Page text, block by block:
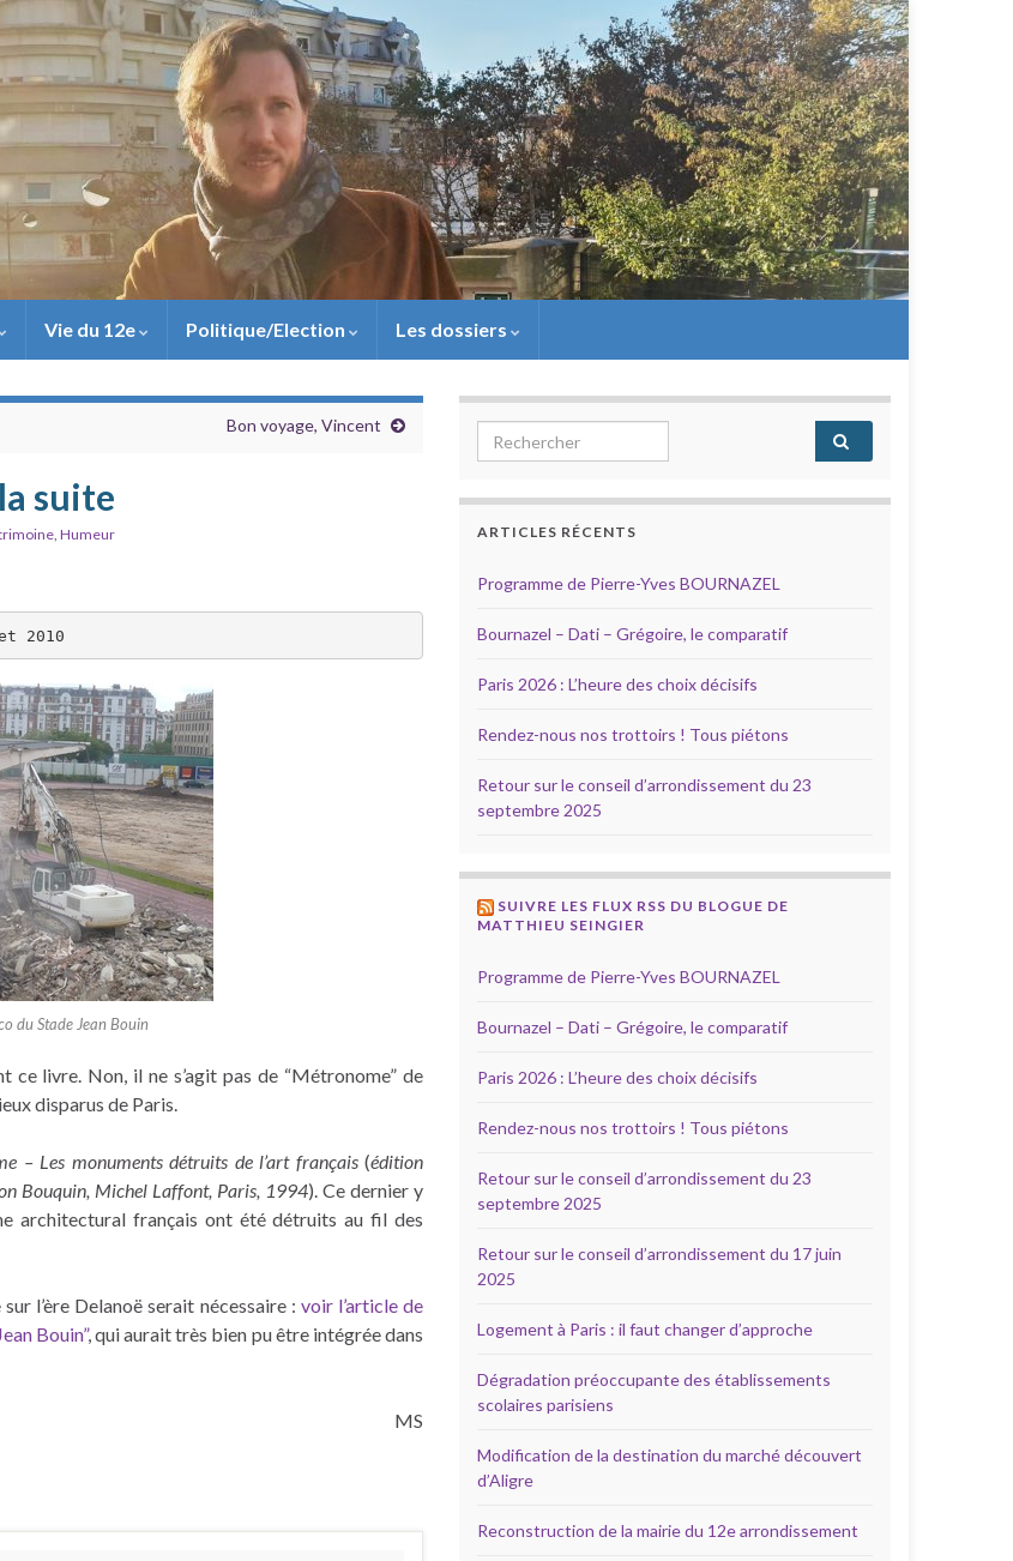
Vie du 12e Politique/Election Les dossiers
Bon voyage, Vincent
suite
, Humeur
2010
du Stade Jean Bouin
ce livre. Non, il ne s’agit pas de “Métronome” de
disparus de Paris.
– Les monuments détruits de l’art français (édition
Bouquin, Michel Laffont, Paris, 1994). Ce dernier y
architectural français ont été détruits au fil des
l’ère Delanoë serait nécessaire : voir l’article de
Bouin”, qui aurait très bien pu être intégrée dans
MS
Search for:
ARTICLES RÉCENTS
Programme de Pierre-Yves BOURNAZEL
Bournazel – Dati – Grégoire, le comparatif
Paris 2026 : L’heure des choix décisifs
Rendez-nous nos trottoirs ! Tous piétons
Retour sur le conseil d’arrondissement du 23
septembre 2025
SUIVRE LES FLUX RSS DU BLOGUE DE
MATTHIEU SEINGIER
Programme de Pierre-Yves BOURNAZEL
Bournazel – Dati – Grégoire, le comparatif
Paris 2026 : L’heure des choix décisifs
Rendez-nous nos trottoirs ! Tous piétons
Retour sur le conseil d’arrondissement du 23
septembre 2025
Retour sur le conseil d’arrondissement du 17 juin
2025
Logement à Paris : il faut changer d’approche
Dégradation préoccupante des établissements
scolaires parisiens
Modification de la destination du marché découvert
d’Aligre
Reconstruction de la mairie du 12e arrondissement